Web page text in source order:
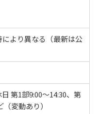
より異なる（最新は公
第1部9:00〜14:30、第
変動あり）